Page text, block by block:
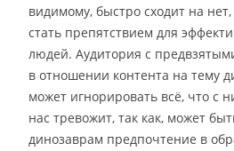
видимому, быстро сходит на
стать препятствием для
людей. Аудитория с
в отношении контента на тему
может игнорировать всё, что с
нас тревожит, так как, может
динозаврам предпочтение в